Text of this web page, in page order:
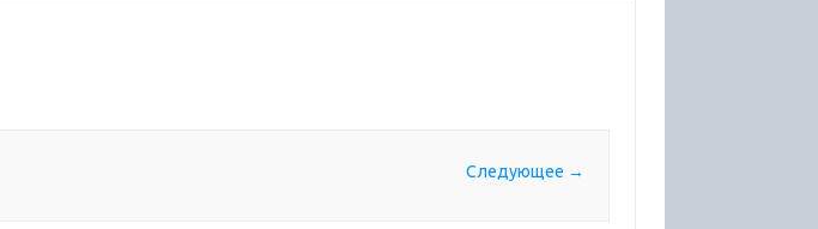
Следующее →